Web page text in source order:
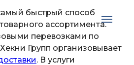
быстрый способ
ассортимента.
перевозками по
Групп организовывает
. В услуги